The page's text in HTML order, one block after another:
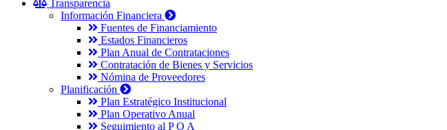
Transparencia
Información Financiera
Fuentes de Financiamiento
Estados Financieros
Plan Anual de Contrataciones
Contratación de Bienes y Servicios
Nómina de Proveedores
Planificación
Plan Estratégico Institucional
Plan Operativo Anual
Seguimiento al P O A